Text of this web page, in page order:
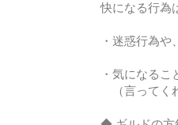
快になる行為
・迷惑行為
・気になる
（言ってく